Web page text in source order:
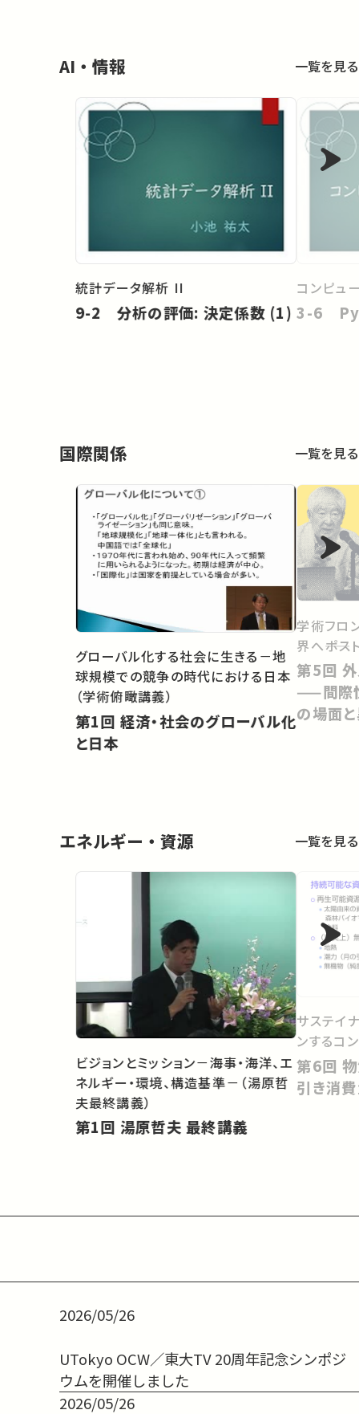
AI・情報 一覧を見る
統計データ解析 II
9-2 分析の評価: 決定係数 (1)
コンピュ
3-6
国際関係 一覧を見る
グローバル化する社会に生きる－地
球規模での競争の時代における日本
（学術俯瞰講義）
第1回 経済・社会のグローバル化
と日本
学術フロ
界へ――ポ
第5回 外人にかたりかけること
——間
の場面
エネルギー・資源 一覧を見る
ビジョンとミッション－海事・海洋、エ
ネルギー・環境、構造基準－（湯原哲
夫最終講義）
第1回 湯原哲夫 最終講義
サステイ
ンするコ
第6回 物質とエネルギーの差し
引き消
2026/05/26
UTokyo OCW／東大TV 20周年記念シンポジ
ウムを開催しました
2026/05/26